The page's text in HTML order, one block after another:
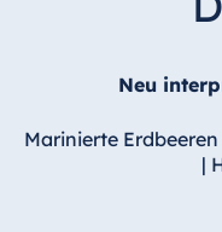
Neu
Marinierte
|